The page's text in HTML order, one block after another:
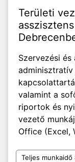
Területi
Szervezési
valamint a
riportok és
vezető
Office (Excel,
Teljes munkaidő